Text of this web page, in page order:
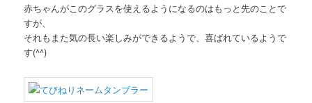
赤ちゃんがこのグラスを使えるようになるのはもっと先のことで
すが、
それもまた気の長い楽しみができるようで、喜ばれているようで
す(^^)